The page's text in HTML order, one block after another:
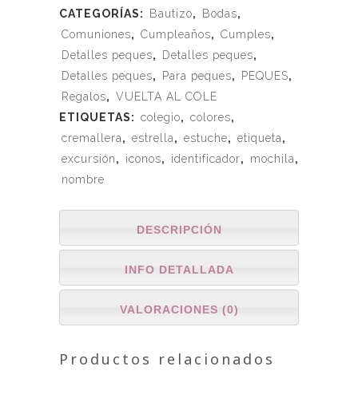
CATEGORÍAS:
Bautizo, Bodas,
Comuniones, Cumpleaños, Cumples,
Detalles peques, Detalles peques,
Detalles peques, Para peques, PEQUES,
Regalos, VUELTA AL COLE
ETIQUETAS: colegio, colores,
cremallera, estrella, estuche, etiqueta,
excursión, iconos, identificador, mochila,
nombre
DESCRIPCIÓN
INFO DETALLADA
VALORACIONES (0)
Productos relacionados